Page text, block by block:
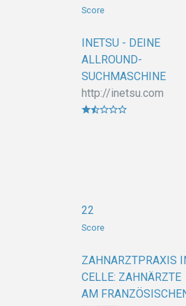
Score
INETSU - DEINE
ALLROUND-
SUCHMASCHINE
http://inetsu.com
22
Score
ZAHNARZTPRAXIS
CELLE: ZAHNÄRZTE
AM